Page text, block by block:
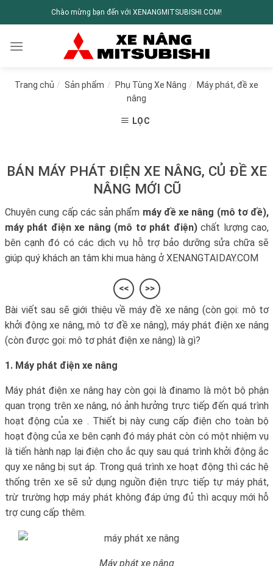
Chào mừng bạn đến với XENANGMITSUBISHI.COM!
Trang chủ / Sản phẩm / Phụ Tùng Xe Nâng /
Máy phát, đề xe
nâng
LỌC
BÁN MÁY PHÁT ĐIỆN XE NÂNG, CỦ ĐỀ XE
NÂNG MỚI CŨ
Chuyên cung cấp các sản phẩm máy đề xe nâng (mô tơ đề),
máy phát điện xe nâng (mô tơ phát điện)chất lượng cao,
bên cạnh đó có các dịch vụ hỗ trợ bảo dưỡng sửa chữa sẽ
giúp quý khách an tâm khi mua hàng ở XENANGTAIDAY.COM
<< >>
Bài viết sau sẽ giới thiệu về máy đề xe nâng (còn gọi: mô tơ
khởi động xe nâng, mô tơ đề xe nâng), máy phát điện xe nâng
(còn được gọi: mô tơ phát điện xe nâng) là gì?
1. Máy phát điện xe nâng
Máy phát điện xe nâng hay còn gọi là đinamo là một bộ phận
quan trọng trên xe nâng, nó ảnh hưởng trực tiếp đến quá trình
hoạt động của xe . Thiết bị này cung cấp điện cho toàn bộ
hoạt động của xe bên cạnh đó máy phát còn có một nhiệm vụ
là tiến hành nạp lại điện cho ắc quy sau quá trình khởi động ắc
quy xe nâng bị sụt áp. Trong quá trình xe hoạt động thì các hệ
thống trên xe sẽ sử dụng nguồn điện trực tiếp tự máy phát,
trừ trường hợp máy phát không đáp ứng đủ thì acquy mới hỗ
trợ cung cấp thêm.
Máy phát xe nâng